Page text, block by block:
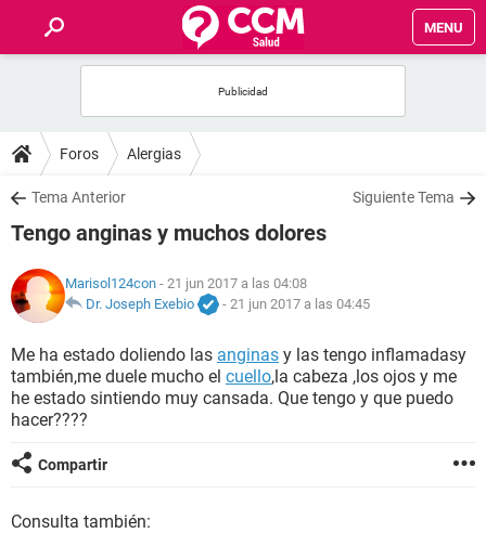
MENU
FOROS
SALUD
FAMILIA
NUTRICIÓN
BIENESTAR
SEXUALIDAD
GLOSARIO
Foros Alergias
Tema Anterior Siguiente Tema
Tengo anginas y muchos dolores
Marisol124con - 21 jun 2017 a las 04:08
Dr. Joseph Exebio
- 21 jun 2017 a las 04:45
Me ha estado doliendo las anginas y las tengo inflamadasy
también,me duele mucho el cuello,la cabeza ,los ojos y me
he estado sintiendo muy cansada. Que tengo y que puedo
hacer????
Compartir
Consulta también: